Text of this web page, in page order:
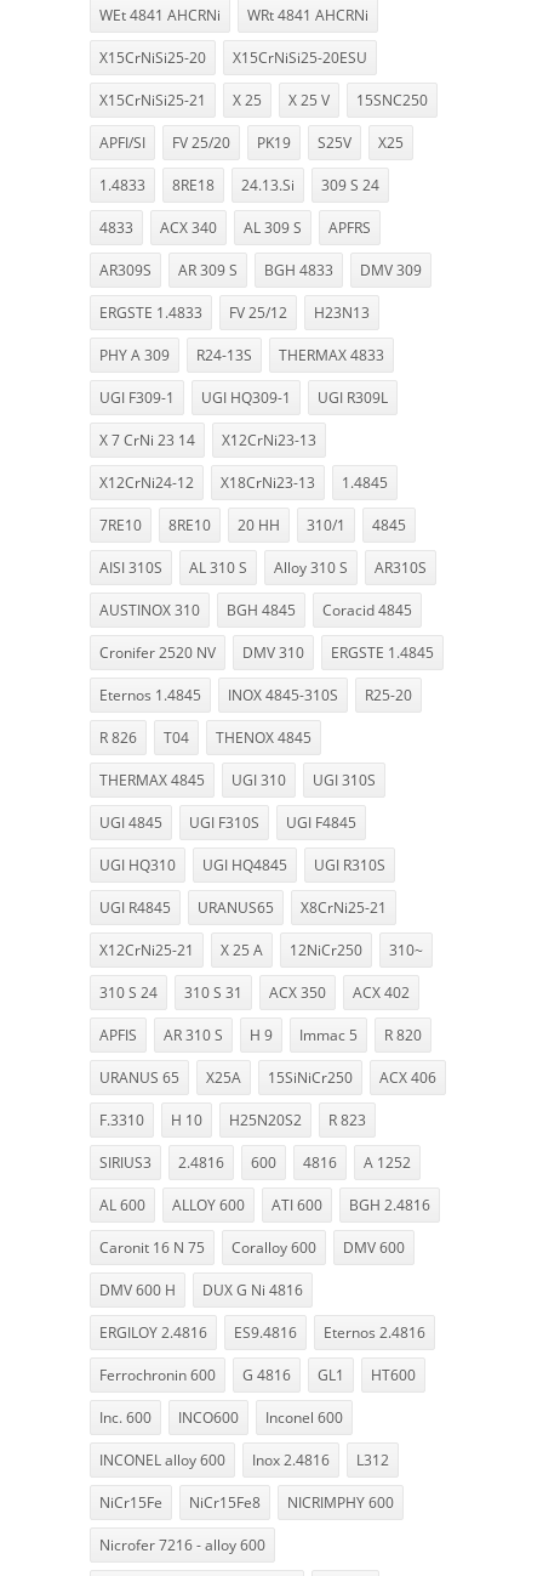
WEt 4841 AHCRNi WRt 4841 AHCRNi
X15CrNiSi25-20 X15CrNiSi25-20ESU
X15CrNiSi25-21 X 25 X 25 V 15SNC250
APFI/SI FV 25/20 PK19 S25V X25
1.4833 8RE18 24.13.Si 309 S 24
4833 ACX 340 AL 309 S APFRS
AR309S AR 309 S BGH 4833 DMV 309
ERGSTE 1.4833 FV 25/12 H23N13
PHY A 309 R24-13S THERMAX 4833
UGI F309-1 UGI HQ309-1 UGI R309L
X 7 CrNi 23 14 X12CrNi23-13
X12CrNi24-12 X18CrNi23-13 1.4845
7RE10 8RE10 20 HH 310/1 4845
AISI 310S AL 310 S Alloy 310 S AR310S
AUSTINOX 310 BGH 4845 Coracid 4845
Cronifer 2520 NV DMV 310 ERGSTE 1.4845
Eternos 1.4845 INOX 4845-310S R25-20
R 826 T04 THENOX 4845
THERMAX 4845 UGI 310 UGI 310S
UGI 4845 UGI F310S UGI F4845
UGI HQ310 UGI HQ4845 UGI R310S
UGI R4845 URANUS65 X8CrNi25-21
X12CrNi25-21 X 25 A 12NiCr250 310~
310 S 24 310 S 31 ACX 350 ACX 402
APFIS AR 310 S H 9 Immac 5 R 820
URANUS 65 X25A 15SiNiCr250 ACX 406
F.3310 H 10 H25N20S2 R 823
SIRIUS3 2.4816 600 4816 A 1252
AL 600 ALLOY 600 ATI 600 BGH 2.4816
Caronit 16 N 75 Coralloy 600 DMV 600
DMV 600 H DUX G Ni 4816
ERGILOY 2.4816 ES9.4816 Eternos 2.4816
Ferrochronin 600 G 4816 GL1 HT600
Inc. 600 INCO600 Inconel 600
INCONEL alloy 600 Inox 2.4816 L312
NiCr15Fe NiCr15Fe8 NICRIMPHY 600
Nicrofer 7216 - alloy 600